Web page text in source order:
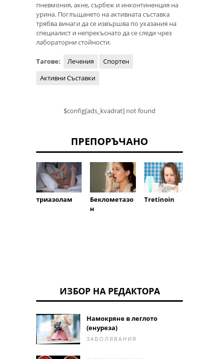
пневмония, акне, сърбеж и инконтиненция на
урина. Поглъщането на активната съставка
трябва винаги да се извършва по указания на
специалист и непрекъснато да се следи чрез
лабораторни стойности.
Тагове: Лечения
Спортен
Активни Съставки
$config[ads_kvadrat] not found
ПРЕПОРЪЧАНО
триазолам
Беклометазо
н
Tretinoin
ИЗБОР НА РЕДАКТОРА
Намокряне в леглото
(енуреза)
ЗАБОЛЯВАНИЯ